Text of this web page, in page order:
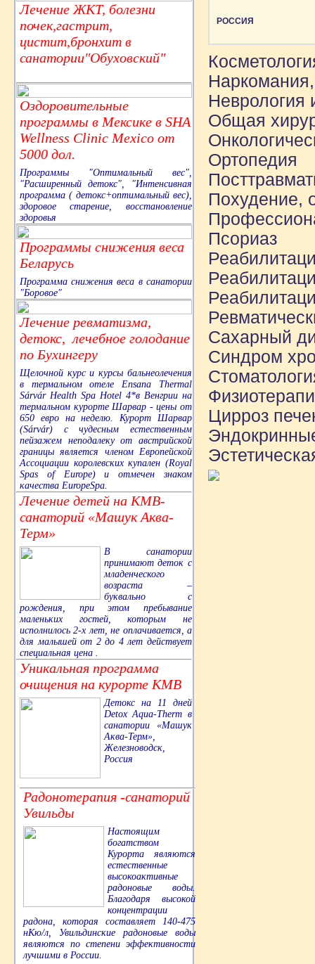
Лечение ЖКТ, болезни
почек,гастрит,
цистит,бронхит в
санатории"Обуховский"
Оздоровительные
программы в Мексике в SHA
Wellness Clinic Mexico от
5000 дол.
Программы "Оптимальный вес",
"Расширенный детокс", "Интенсивная
программа ( детокс+оптимальный вес),
здоровое старение, восстановление
здоровья
Программы снижения веса
Беларусь
Программа снижения веса в санатории
"Боровое"
Лечение ревматизма,
детокс, лечебное голодание
по Бухингеру
Щелочной курс и курсы бальнеолечения
в термальном отеле Ensana Thermal
Sárvár Health Spa Hotel 4*в Венгрии на
термальном курорте Шарвар - цены от
650 евро на неделю. Курорт Шарвар
(Sárvár) с чудесным естественным
пейзажем неподалеку от австрийской
границы является членом Европейской
Ассоциации королевских купален (Royal
Spas of Europe) и отмечен знаком
качества EuropeSpa.
Лечение детей на КМВ-
санаторий «Машук Аква-
Терм»
В санатории
принимают деток с
младенческого
возраста –
буквально с
рождения, при этом пребывание
маленьких гостей, которым не
исполнилось 2-х лет, не оплачивается, а
для малышей от 2 до 4 лет действует
специальная цена .
Уникальная программа
очищения на курорте КМВ
Детокс на 11 дней
Detox Aqua-Therm в
санатории «Машук
Аква-Терм»,
Железноводск,
Россия
Радонотерапия -санаторий
Увильды
Настоящим
богатством
Курорта являются
естественные
высокоактивные
радоновые воды.
Благодаря высокой
концентрации
радона, которая составляет 140-475
нКю/л, Увильдинские радоновые воды
являются по степени эффективности
лучшими в России.
РОССИЯ
Неврология
Общая
Ортопедия
Похудение,
Псориаз
Сахарный
Синдром
Цирроз